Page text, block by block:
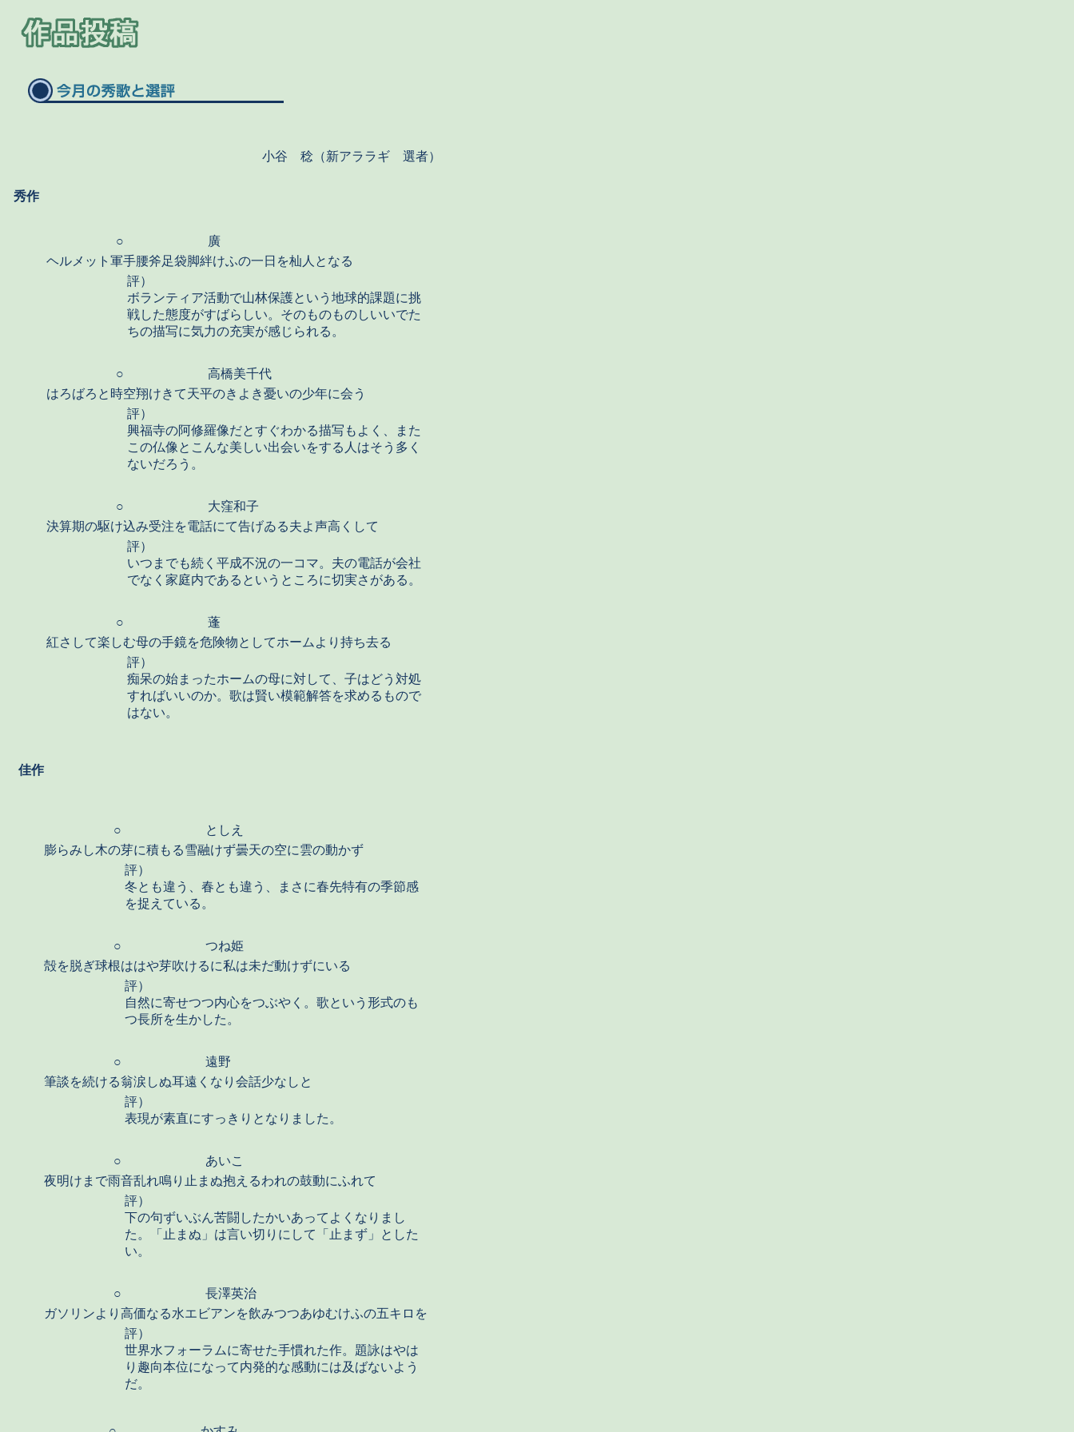
小谷 稔（新アララギ 選者）
秀作
○
廣
ヘルメット軍手腰斧足袋脚絆けふの一日を杣人となる
評）
ボランティア活動で山林保護という地球的課題に挑
戦した態度がすばらしい。そのものものしいいでた
ちの描写に気力の充実が感じられる。
○
高橋美千代
はろばろと時空翔けきて天平のきよき憂いの少年に会う
評）
興福寺の阿修羅像だとすぐわかる描写もよく、また
この仏像とこんな美しい出会いをする人はそう多く
ないだろう。
○
大窪和子
決算期の駆け込み受注を電話にて告げゐる夫よ声高くして
評）
いつまでも続く平成不況の一コマ。夫の電話が会社
でなく家庭内であるというところに切実さがある。
○
蓬
紅さして楽しむ母の手鏡を危険物としてホームより持ち去る
評）
痴呆の始まったホームの母に対して、子はどう対処
すればいいのか。歌は賢い模範解答を求めるもので
はない。
佳作
○
としえ
膨らみし木の芽に積もる雪融けず曇天の空に雲の動かず
評）
冬とも違う、春とも違う、まさに春先特有の季節感
を捉えている。
○
つね姫
殻を脱ぎ球根ははや芽吹けるに私は未だ動けずにいる
評）
自然に寄せつつ内心をつぶやく。歌という形式のも
つ長所を生かした。
○
遠野
筆談を続ける翁涙しぬ耳遠くなり会話少なしと
評）
表現が素直にすっきりとなりました。
○
あいこ
夜明けまで雨音乱れ鳴り止まぬ抱えるわれの鼓動にふれて
評）
下の句ずいぶん苦闘したかいあってよくなりまし
た。「止まぬ」は言い切りにして「止まず」とした
い。
○
長澤英治
ガソリンより高価なる水エビアンを飲みつつあゆむけふの五キロを
評）
世界水フォーラムに寄せた手慣れた作。題詠はやは
り趣向本位になって内発的な感動には及ばないよう
だ。